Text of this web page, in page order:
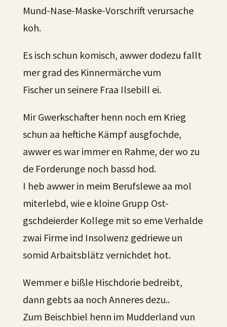
Mund-Nase-Maske-Vorschrift verursache
koh.
Es isch schun komisch, awwer dodezu fallt
mer grad des Kinnermärche vum
Fischer un seinere Fraa Ilsebill ei.
Mir Gwerkschafter henn noch em Krieg
schun aa heftiche Kämpf ausgfochde,
awwer es war immer en Rahme, der wo zu
de Forderunge noch bassd hod.
I heb awwer in meim Berufslewe aa mol
miterlebd, wie e kloine Grupp Ost-
gschdeierder Kollege mit so eme Verhalde
zwai Firme ind Insolwenz gedriewe un
somid Arbaitsblätz vernichdet hot.
Wemmer e bißle Hischdorie bedreibt,
dann gebts aa noch Anneres dezu..
Zum Beischbiel henn im Mudderland vun